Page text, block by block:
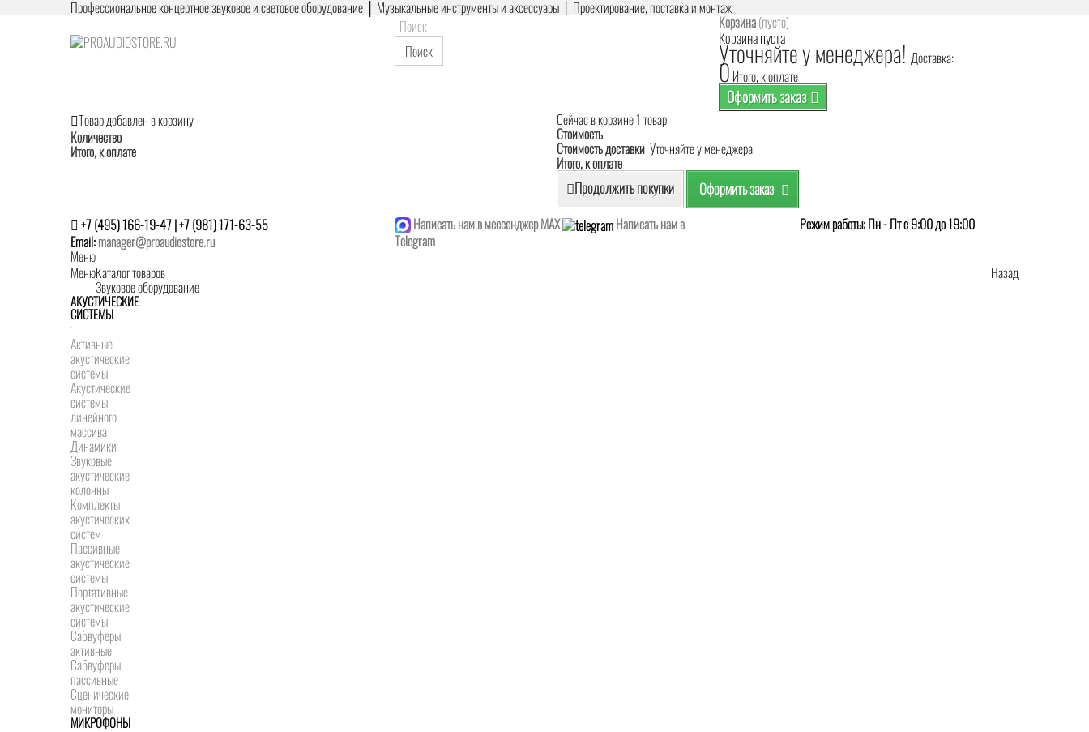
Профессиональное концертное звуковое и световое оборудование │ Музыкальные инструменты и аксессуары │ Проектирование, поставка и монтаж
Поиск
Корзина(пусто)
Корзина пуста
Уточняйте у менеджера! Доставка:
0 Итого, к оплате
Оформить заказ
Товар добавлен в корзину
Количество
Итого, к оплате
Сейчас в корзине 1 товар.
Стоимость
Стоимость доставки Уточняйте у менеджера!
Итого, к оплате
Продолжить покупки Оформить заказ
+7 (495) 166-19-47 | +7 (981) 171-63-55
Email:manager@proaudiostore.ru
Написать нам в мессенджер MAX
Написать нам в
Telegram
Режим работы: Пн - Пт с 9:00 до 19:00
Меню
Меню
Назад
Каталог товаров
Звуковое оборудование
АКУСТИЧЕСКИЕ
СИСТЕМЫ
Активные
акустические
системы
Акустические
системы
линейного
массива
Динамики
Звуковые
акустические
колонны
Комплекты
акустических
систем
Пассивные
акустические
системы
Портативные
акустические
системы
Сабвуферы
активные
Сабвуферы
пассивные
Сценические
мониторы
МИКРОФОНЫ